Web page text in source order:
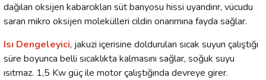
dağılan oksijen kabarcıkları süt banyosu hissi uyandırır, vücudu
saran mikro oksijen molekülleri cildin onarımına fayda sağlar.
Isı Dengeleyici, jakuzi içerisine doldurulan sıcak suyun çalıştığı
süre boyunca belli sıcaklıkta kalmasını sağlar, soğuk suyu
ısıtmaz. 1,5 Kw güç ile motor çalıştığında devreye girer.